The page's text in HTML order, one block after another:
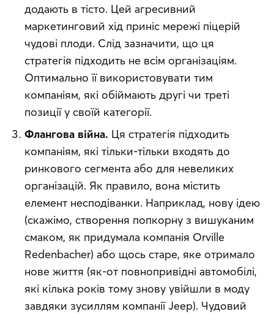
додають в тісто. Цей агресивний
маркетинговий хід приніс мережі піцерій
чудові плоди. Слід зазначити, що ця
стратегія підходить не всім організаціям.
Оптимально її використовувати тим
компаніям, які обіймають другі чи треті
позиції у своїй категорії.
Флангова війна. Ця стратегія підходить
компаніям, які тільки-тільки входять до
ринкового сегмента або для невеликих
організацій. Як правило, вона містить
елемент несподіванки. Наприклад, нову ідею
(скажімо, створення попкорну з вишуканим
смаком, як придумала компанія Orville
Redenbacher) або щось старе, яке отримало
нове життя (як-от повнопривідні автомобілі,
які кілька років тому знову увійшли в моду
завдяки зусиллям компанії Jeep). Чудовий